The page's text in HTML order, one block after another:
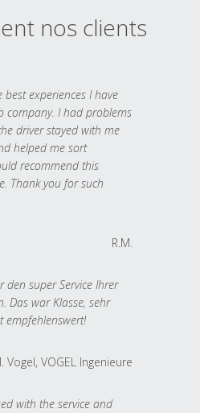
nos clients
experiences I have
company. I had problems
driver stayed with me
helped me sort
recommend this
Thank you for such
R.M.
den super Service Ihrer
Das war Klasse, sehr
empfehlenswert!
Vogel, VOGEL Ingenieure
with the service and